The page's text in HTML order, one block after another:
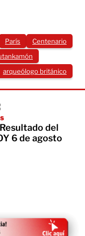
París
Centenario
arqueólogo británico
del
6 de agosto